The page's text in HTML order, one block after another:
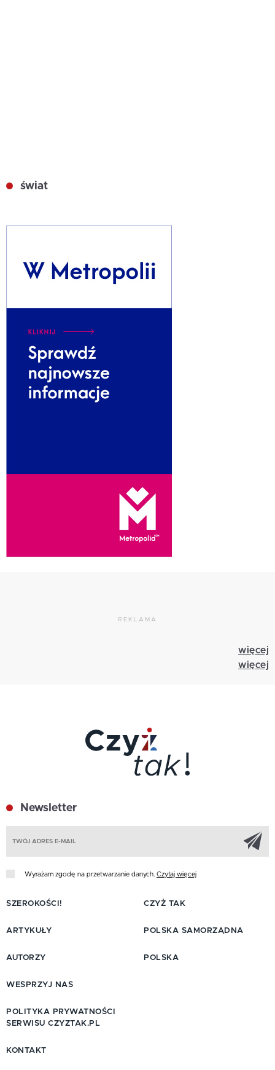
świat
REKLAMA
więcej
więcej
Newsletter
Wyrażam zgodę na przetwarzanie danych. Czytaj więcej
SZEROKOŚCI!
ARTYKUŁY
AUTORZY
CZYŻ TAK
POLSKA SAMORZĄDNA
POLSKA
WESPRZYJ NAS
POLITYKA PRYWATNOŚCI
SERWISU CZYZTAK.PL
KONTAKT